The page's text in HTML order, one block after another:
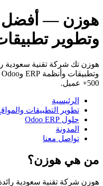
هوزن — أفضل
وتطوير
هوزن تك شركة تقنية سعودية
500+ عميل.
الرئيسية
تطوير التطبيقات
حلول Odoo ERP
المدونة
تواصل معنا
من هي هوزن؟